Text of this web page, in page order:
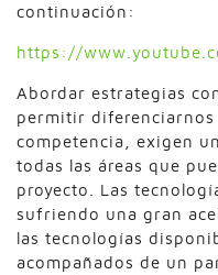
continuación:
https://
Abordar estrategias
permitir
competencia, exigen
todas las áreas que
proyecto. Las
sufriendo una gran
las tecnologías
acompañados de un